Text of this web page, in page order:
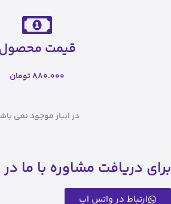
قیمت
880.000تومان
در انبار موجود نمی
برای دریافت مشاوره با ما در
ارتباط در واتس اپ